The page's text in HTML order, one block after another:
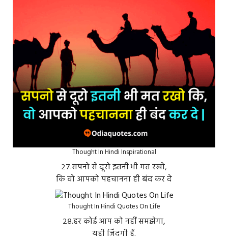
Thought In Hindi Inspirational
२७.सपनो से दूरो इतनी भी मत रखो,
कि वो आपको पहचानना ही बंद कर दे
Thought In Hindi Quotes On Life
२८.हर कोई आप को नहीं समझेगा,
यही जिंदगी हैं.